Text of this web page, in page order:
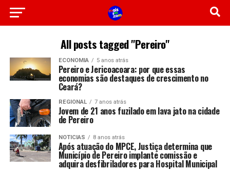
All posts tagged "Pereiro"
ECONOMIA 5 anos atrás
Pereiro e Jericoacoara: por que essas
economias são destaques de crescimento no
Ceará?
REGIONAL 7 anos atrás
Jovem de 21 anos fuzilado em lava jato na cidade
de Pereiro
NOTICIAS 8 anos atrás
Após atuação do MPCE, Justiça determina que
Município de Pereiro implante comissão e
adquira desfibriladores para Hospital Municipal